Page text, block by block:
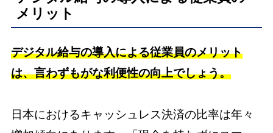
メリット
デジタル給与の導入による従業員のメリット
は、言わずもがな利便性の向上でしょう。
日本におけるキャッシュレス決済の比率は年々